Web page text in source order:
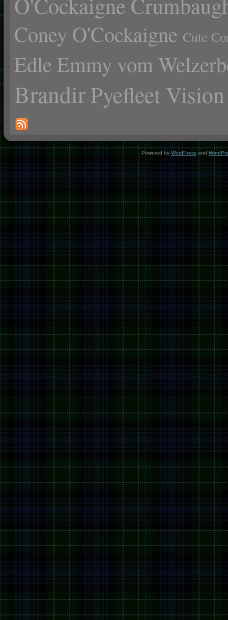
Coney O'Cockaigne Cute
Edle Emmy vom
BrandirPyefleet Vision
Powered by WordPressand